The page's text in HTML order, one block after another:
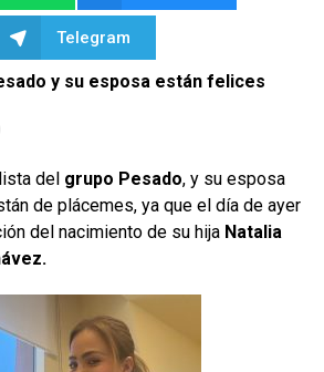
Telegram
y su esposa están felices
del grupo Pesado, y su esposa
de plácemes, ya que el día de ayer
del nacimiento de su hija Natalia